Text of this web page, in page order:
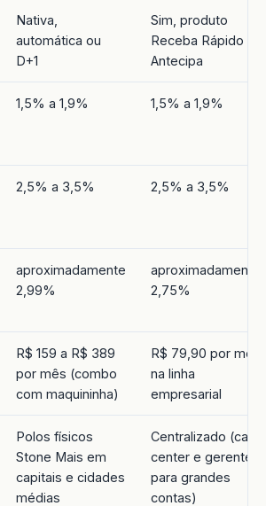
Nativa,
automática ou
D+1
Sim, produto
Receba Rápido e
Antecipa
1,5% a 1,9% 1,5% a 1,9%
2,5% a 3,5% 2,5% a 3,5%
aproximadamente
2,99%
aproximadamente
2,75%
R$ 159 a R$ 389
por mês (combo
com maquininha)
R$ 79,90 por mês
na linha
empresarial
Polos físicos
Stone Mais em
capitais e cidades
médias
Centralizado (call
center e gerentes
para grandes
contas)